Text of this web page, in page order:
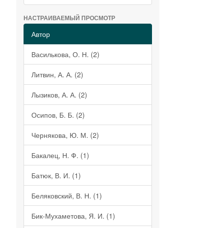
НАСТРАИВАЕМЫЙ ПРОСМОТР
Автор
Василькова, О. Н. (2)
Литвин, А. А. (2)
Лызиков, А. А. (2)
Осипов, Б. Б. (2)
Чернякова, Ю. М. (2)
Бакалец, Н. Ф. (1)
Батюк, В. И. (1)
Беляковский, В. Н. (1)
Бик-Мухаметова, Я. И. (1)